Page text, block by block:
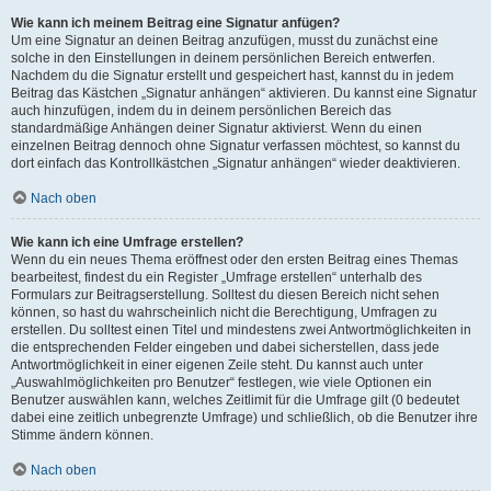
Wie kann ich meinem Beitrag eine Signatur anfügen?
Um eine Signatur an deinen Beitrag anzufügen, musst du zunächst eine
solche in den Einstellungen in deinem persönlichen Bereich entwerfen.
Nachdem du die Signatur erstellt und gespeichert hast, kannst du in jedem
Beitrag das Kästchen „Signatur anhängen“ aktivieren. Du kannst eine Signatur
auch hinzufügen, indem du in deinem persönlichen Bereich das
standardmäßige Anhängen deiner Signatur aktivierst. Wenn du einen
einzelnen Beitrag dennoch ohne Signatur verfassen möchtest, so kannst du
dort einfach das Kontrollkästchen „Signatur anhängen“ wieder deaktivieren.
Nach oben
Wie kann ich eine Umfrage erstellen?
Wenn du ein neues Thema eröffnest oder den ersten Beitrag eines Themas
bearbeitest, findest du ein Register „Umfrage erstellen“ unterhalb des
Formulars zur Beitragserstellung. Solltest du diesen Bereich nicht sehen
können, so hast du wahrscheinlich nicht die Berechtigung, Umfragen zu
erstellen. Du solltest einen Titel und mindestens zwei Antwortmöglichkeiten in
die entsprechenden Felder eingeben und dabei sicherstellen, dass jede
Antwortmöglichkeit in einer eigenen Zeile steht. Du kannst auch unter
„Auswahlmöglichkeiten pro Benutzer“ festlegen, wie viele Optionen ein
Benutzer auswählen kann, welches Zeitlimit für die Umfrage gilt (0 bedeutet
dabei eine zeitlich unbegrenzte Umfrage) und schließlich, ob die Benutzer ihre
Stimme ändern können.
Nach oben